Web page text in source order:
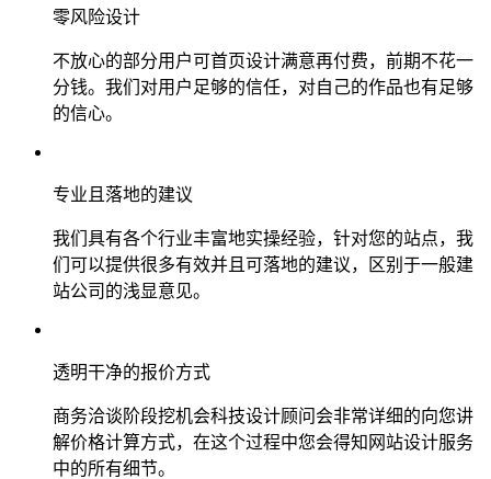
零风险设计
不放心的部分用户可首页设计满意再付费，前期不花一
分钱。我们对用户足够的信任，对自己的作品也有足够
的信心。
专业且落地的建议
我们具有各个行业丰富地实操经验，针对您的站点，我
们可以提供很多有效并且可落地的建议，区别于一般建
站公司的浅显意见。
透明干净的报价方式
商务洽谈阶段挖机会科技设计顾问会非常详细的向您讲
解价格计算方式，在这个过程中您会得知网站设计服务
中的所有细节。